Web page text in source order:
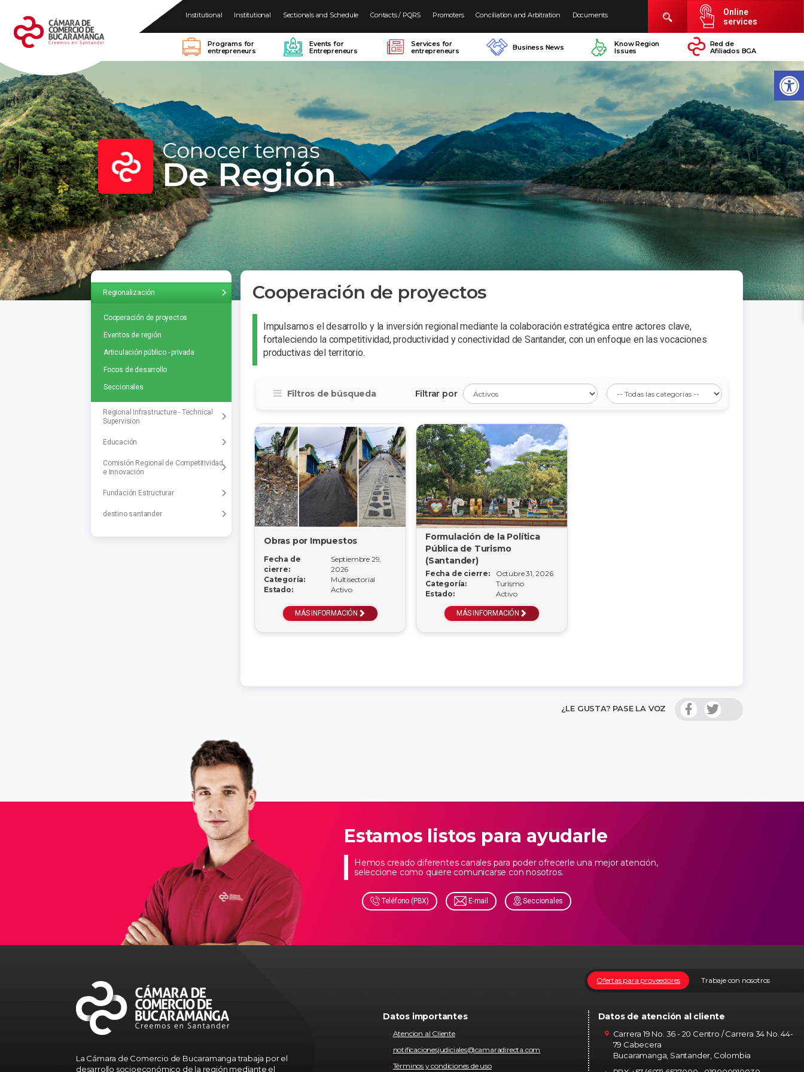
Institutional Institutional Sectionals and Schedule Contacts / PQRS Promoters Conciliation and Arbitration Documents
Online
services
Programs for
entrepreneurs
Events for
Entrepreneurs
Services for
entrepreneurs
Business News
Know Region
Issues
Red de
Afiliados BGA
Conocer temas
De Región
Regionalización
Cooperación de proyectos
Eventos de región
Articulación público - privada
Focos de desarrollo
Seccionales
Regional Infrastructure - Technical
Supervision
Educación
Comisión Regional de Competitividad
e Innovación
Fundación Estructurar
destino santander
Cooperación de proyectos
Impulsamos el desarrollo y la inversión regional mediante la colaboración estratégica entre actores clave,
fortaleciendo la competitividad, productividad y conectividad de Santander, con un enfoque en las vocaciones
productivas del territorio.
Filtros de búsqueda Filtrar por
Obras por Impuestos
Fecha de
cierre:
Categoría:
Estado:
Septiembre 29,
2026
Multisectorial
Activo
MÁS INFORMACIÓN
Formulación de la Política
Pública de Turismo
(Santander)
Fecha de cierre:
Categoría:
Estado:
Octubre 31, 2026
Turismo
Activo
MÁS INFORMACIÓN
¿LE GUSTA? PASE LA VOZ
Estamos listos para ayudarle
Hemos creado diferentes canales para poder ofrecerle una mejor atención,
seleccione como quiere comunicarse con nosotros.
Teléfono (PBX) E-mail Seccionales
La Cámara de Comercio de Bucaramanga trabaja por el
desarrollo socioeconómico de la región mediante el
Trabaje con nosotros
Ofertas para proveedores
Datos importantes
Atencion al Cliente
notificacionesjudiciales@camaradirecta.com
Términos y condiciones de uso
Datos de atención al cliente
Carrera 19 No. 36 - 20 Centro / Carrera 34 No. 44-
79 Cabecera
Bucaramanga, Santander, Colombia